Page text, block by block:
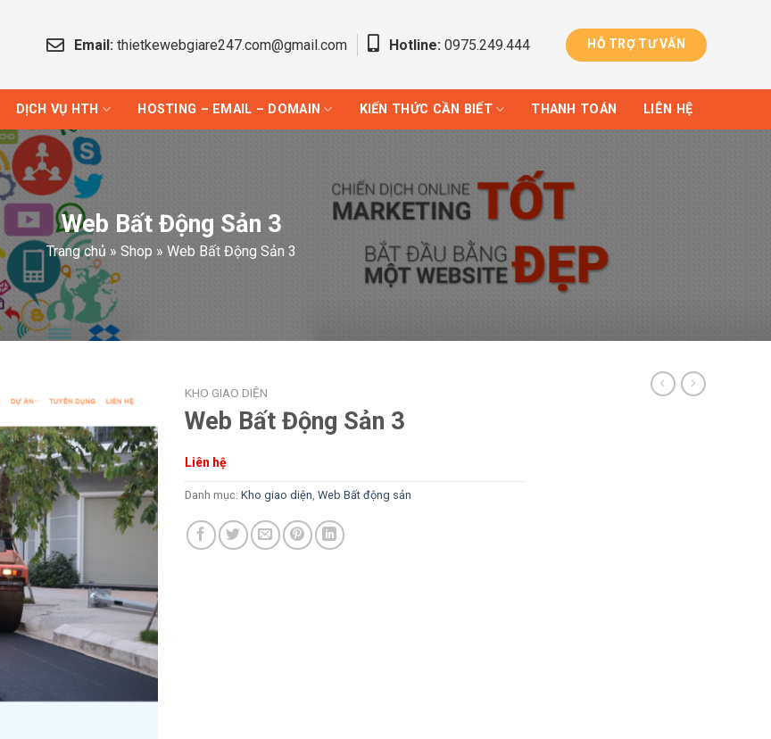
Email: thietkewebgiare247.com@gmail.com Hotline: 0975.249.444 HỖ TRỢ TƯ VẤN
DỊCH VỤ HTH HOSTING – EMAIL – DOMAIN KIẾN THỨC CẦN BIẾT THANH TOÁN LIÊN HỆ
Web Bất Động Sản 3
Trang chủ » Shop » Web Bất Động Sản 3
KHO GIAO DIỆN
Web Bất Động Sản 3
Liên hệ
Danh mục: Kho giao diện, Web Bất động sản